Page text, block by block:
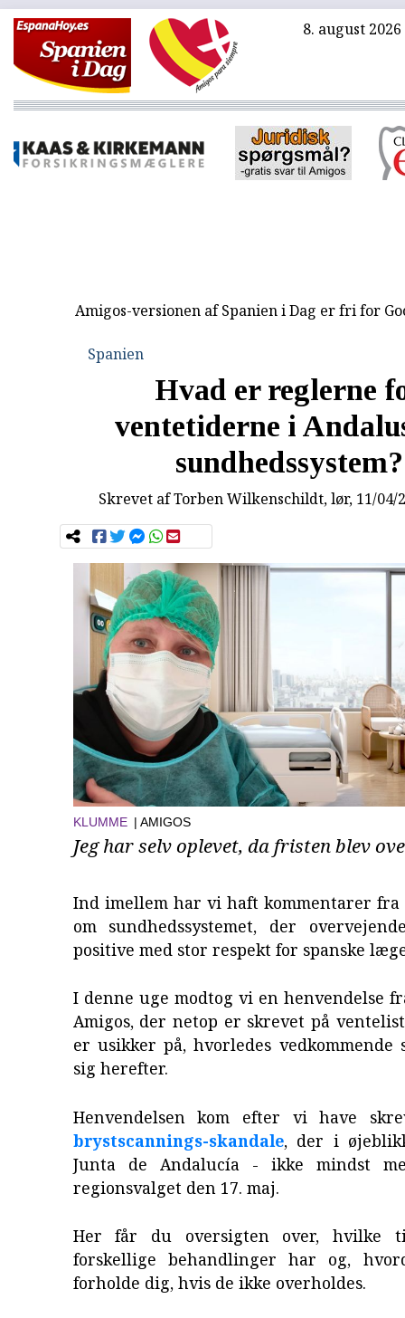
8. august 2026
Amigos-versionen af Spanien i Dag er fri for
Spanien
Hvad er reglerne
ventetiderne i
sundhedssystem?
Skrevet afTorben Wilkenschildt, lør, 11/04/
KLUMME | AMIGOS
Jeg har selv oplevet, da fristen blev
Ind imellem har vi haft kommentarer fra
om sundhedssystemet, der
positive med stor respekt for spanske
I denne uge modtog vi en henvendelse
Amigos, der netop er skrevet på
er usikker på, hvorledes vedkommende
sig herefter.
Henvendelsen kom efter vi have
brystscannings-skandale, der i
Junta de Andalucía - ikke mindst
regionsvalget den 17. maj.
Her får du oversigten over, hvilke
forskellige behandlinger har og,
forholde dig, hvis de ikke overholdes.